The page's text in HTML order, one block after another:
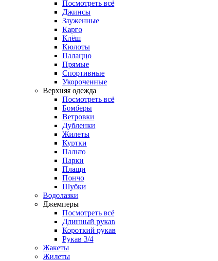
Посмотреть всё
Джинсы
Зауженные
Карго
Клёш
Кюлоты
Палаццо
Прямые
Спортивные
Укороченные
Верхняя одежда
Посмотреть всё
Бомберы
Ветровки
Дубленки
Жилеты
Куртки
Пальто
Парки
Плащи
Пончо
Шубки
Водолазки
Джемперы
Посмотреть всё
Длинный рукав
Короткий рукав
Рукав 3/4
Жакеты
Жилеты